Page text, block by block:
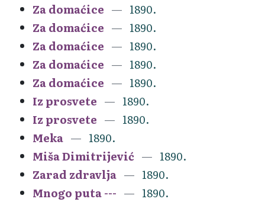
Za domaćice
1890.
Za domaćice
1890.
Za domaćice
1890.
Za domaćice
1890.
Za domaćice
1890.
Iz prosvete
1890.
Iz prosvete
1890.
Meka
1890.
Miša Dimitrijević
1890.
Zarad zdravlja
1890.
Mnogo puta ---
1890.